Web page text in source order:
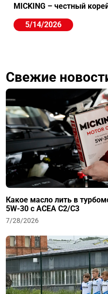
MICKING – честный
5/14/2026
Свежие
Какое масло лить в
5W-30 с ACEA C2/C3
7/28/2026